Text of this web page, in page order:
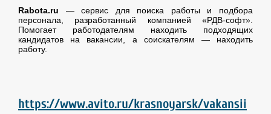
Rabota.ru — сервис для поиска работы и подбора
персонала, разработанный компанией «РДВ-софт».
Помогает работодателям находить подходящих
кандидатов на вакансии, а соискателям — находить
работу.
https://www.avito.ru/krasnoyarsk/vakansii